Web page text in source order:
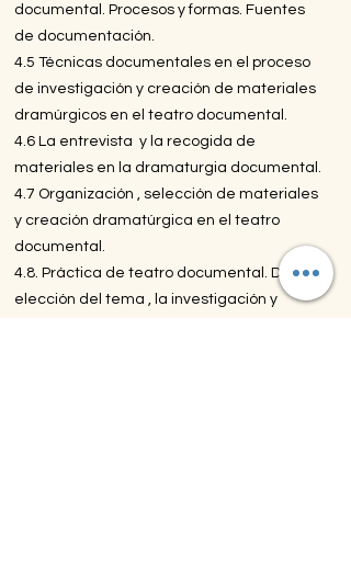
documental. Procesos y formas. Fuentes
de documentación.
4.5 Técnicas documentales en el proceso
de investigación y creación de materiales
dramúrgicos en el teatro documental.
4.6 La entrevista y la recogida de
materiales en la dramaturgia documental.
4.7 Organización , selección de materiales
y creación dramatúrgica en el teatro
documental.
4.8. Práctica de teatro documental. De la
elección del tema , la investigación y